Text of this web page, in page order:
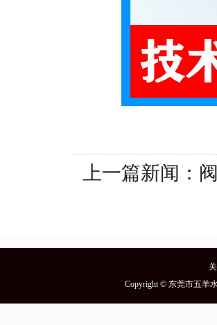
上一篇新闻：
Copyright © 东莞市五